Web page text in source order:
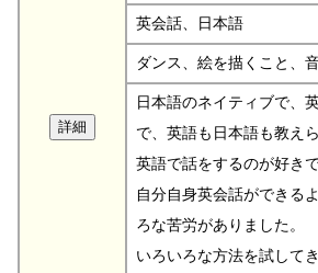
英会話、日本語
ダンス、絵を描くこと、
日本語のネイティブで、
で、英語も日本語も教えら
英語で話をするのが好きで
自分自身英会話ができる
ろな苦労がありました。
いろいろな方法を試して